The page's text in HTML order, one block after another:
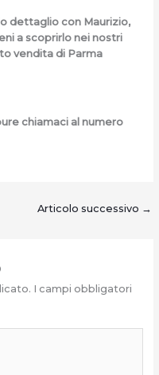
dettaglio con Maurizio,
a scoprirlo nei nostri
vendita di Parma
chiamaci al numero
Articolo successivo →
I campi obbligatori